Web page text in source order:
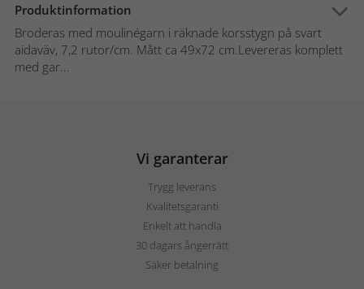
Produktinformation
Broderas med moulinégarn i räknade korsstygn på svart
aidaväv, 7,2 rutor/cm. Mått ca 49x72 cm.Levereras komplett
med gar...
Vi garanterar
Trygg leverans
Kvalitetsgaranti
Enkelt att handla
30 dagars ångerrätt
Säker betalning